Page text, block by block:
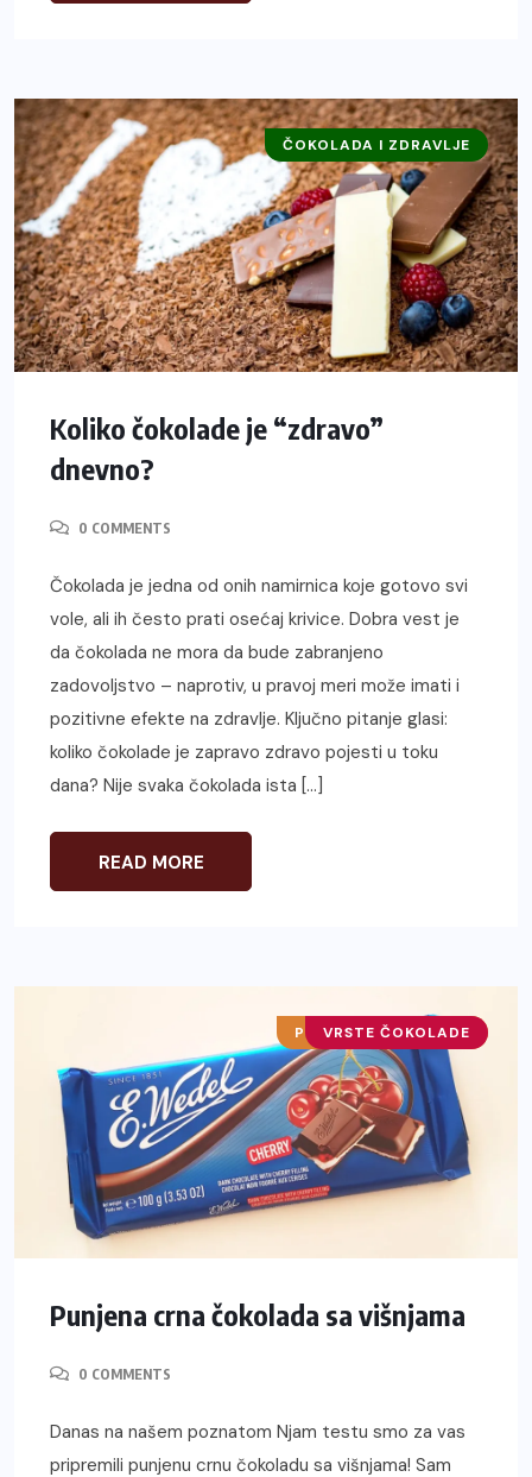
ČOKOLADA I ZDRAVLJE
Koliko čokolade je “zdravo”
dnevno?
0 COMMENTS
Čokolada je jedna od onih namirnica koje gotovo svi
vole, ali ih često prati osećaj krivice. Dobra vest je
da čokolada ne mora da bude zabranjeno
zadovoljstvo – naprotiv, u pravoj meri može imati i
pozitivne efekte na zdravlje. Ključno pitanje glasi:
koliko čokolade je zapravo zdravo pojesti u toku
dana? Nije svaka čokolada ista […]
READ MORE
PROBALI SMO ZA VAS
VRSTE ČOKOLADE
Punjena crna čokolada sa višnjama
0 COMMENTS
Danas na našem poznatom Njam testu smo za vas
pripremili punjenu crnu čokoladu sa višnjama! Sam